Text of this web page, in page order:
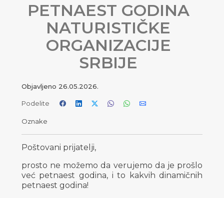
PETNAEST GODINA
NATURISTIČKE
ORGANIZACIJE
SRBIJE
Objavljeno 26.05.2026.
Podelite
Oznake
Poštovani prijatelji,
prosto ne možemo da verujemo da je prošlo
već petnaest godina, i to kakvih dinamičnih
petnaest godina!